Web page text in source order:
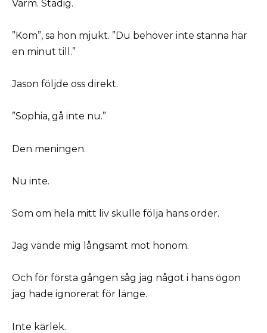
Varm. Stadig.
”Kom”, sa hon mjukt. ”Du behöver inte stanna här
en minut till.”
Jason följde oss direkt.
”Sophia, gå inte nu.”
Den meningen.
Nu inte.
Som om hela mitt liv skulle följa hans order.
Jag vände mig långsamt mot honom.
Och för första gången såg jag något i hans ögon
jag hade ignorerat för länge.
Inte kärlek.